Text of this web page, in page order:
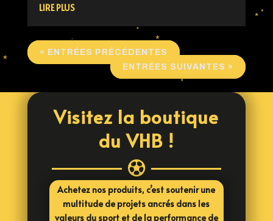
LIRE PLUS
« ENTRÉES PRÉCÉDENTES
ENTRÉES SUIVANTES »
Visitez la boutique
du VHB !

Achetez nos produits, c’est soutenir une
multitude de projets ancrés dans les
valeurs du sport et de la performance de